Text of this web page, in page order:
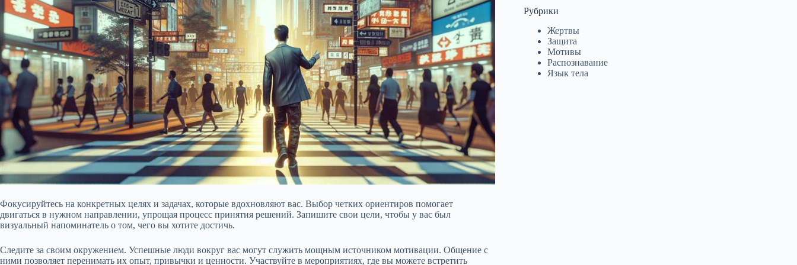
Фокусируйтесь на конкретных целях и задачах, которые вдохновляют вас. Выбор четких ориентиров помогает
двигаться в нужном направлении, упрощая процесс принятия решений. Запишите свои цели, чтобы у вас был
визуальный напоминатель о том, чего вы хотите достичь.
Следите за своим окружением. Успешные люди вокруг вас могут служить мощным источником мотивации. Общение с
ними позволяет перенимать их опыт, привычки и ценности. Участвуйте в мероприятиях, где вы можете встретить
Рубрики
Жертвы
Защита
Мотивы
Распознавание
Язык тела